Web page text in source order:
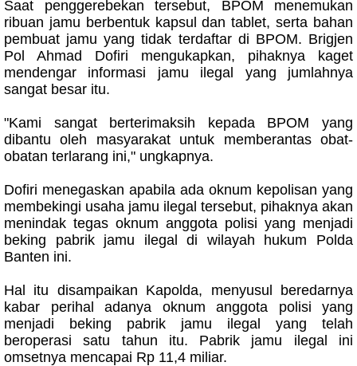
Saat penggerebekan tersebut, BPOM menemukan
ribuan jamu berbentuk kapsul dan tablet, serta bahan
pembuat jamu yang tidak terdaftar di BPOM. Brigjen
Pol Ahmad Dofiri mengukapkan, pihaknya kaget
mendengar informasi jamu ilegal yang jumlahnya
sangat besar itu.
"Kami sangat berterimaksih kepada BPOM yang
dibantu oleh masyarakat untuk memberantas obat-
obatan terlarang ini," ungkapnya.
Dofiri menegaskan apabila ada oknum kepolisan yang
membekingi usaha jamu ilegal tersebut, pihaknya akan
menindak tegas oknum anggota polisi yang menjadi
beking pabrik jamu ilegal di wilayah hukum Polda
Banten ini.
Hal itu disampaikan Kapolda, menyusul beredarnya
kabar perihal adanya oknum anggota polisi yang
menjadi beking pabrik jamu ilegal yang telah
beroperasi satu tahun itu. Pabrik jamu ilegal ini
omsetnya mencapai Rp 11,4 miliar.